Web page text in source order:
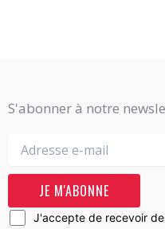
S'abonner à notre
J'accepte de recevoir